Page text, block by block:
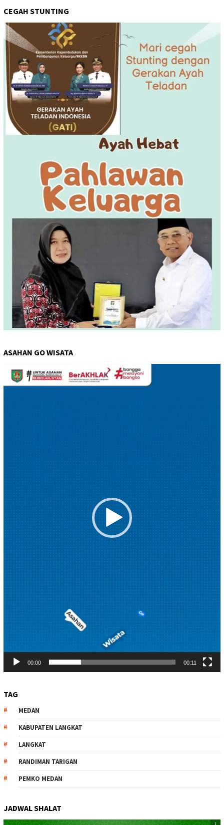
CEGAH STUNTING
ASAHAN GO WISATA
Pemutar
Video
00:00 00:11
TAG
MEDAN
KABUPATEN LANGKAT
LANGKAT
RANDIMAN TARIGAN
PEMKO MEDAN
JADWAL SHALAT